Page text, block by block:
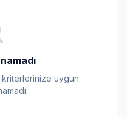
kriterlerinize uygun